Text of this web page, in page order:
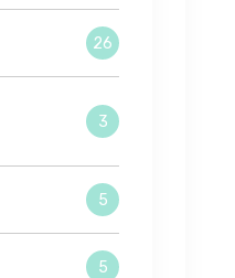
26
3
5
5